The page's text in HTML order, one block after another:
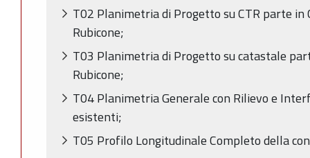
T02 Planimetria di Progetto su CTR parte in
Rubicone;
T03 Planimetria di Progetto su catastale
Rubicone;
T04 Planimetria Generale con Rilievo e
esistenti;
T05 Profilo Longitudinale Completo della